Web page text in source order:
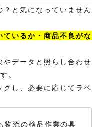
と気になっていません
ているか・商品不良がな
データと照らし合わせ
。
クし、必要に応じてラベ
物流の検品作業の具